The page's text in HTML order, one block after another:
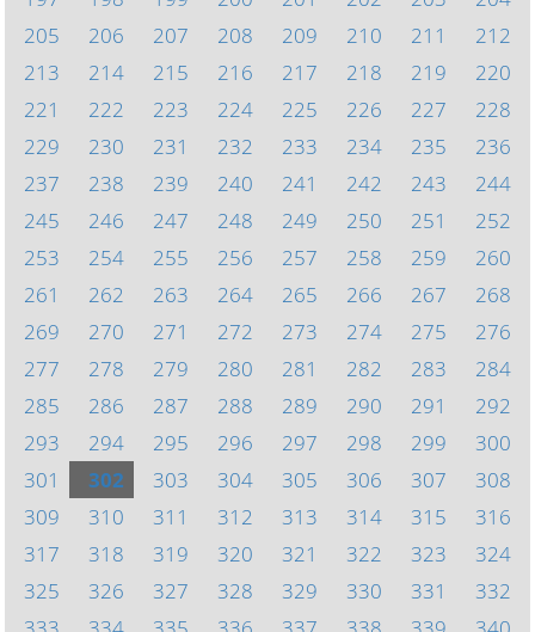
205
206 207 208 209 210 211
212
213
214 215 216 217 218 219
220
221
222 223 224 225 226 227
228
229
230 231 232 233 234 235
236
237
238 239 240 241 242 243
244
245
246 247 248 249 250 251
252
253
254 255 256 257 258 259
260
261
262 263 264 265 266 267
268
269
270 271 272 273 274 275
276
277
278 279 280 281 282 283
284
285
286 287 288 289 290 291
292
293
294 295 296 297 298 299
300
301
302 303 304 305 306 307
308
309
310 311 312 313 314 315
316
317
318 319 320 321 322 323
324
325
326 327 328 329 330 331
332